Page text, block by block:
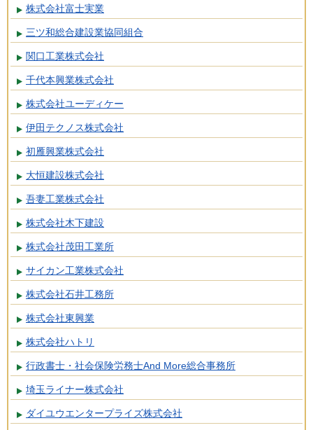
株式会社富士実業
三ツ和総合建設業協同組合
関口工業株式会社
千代本興業株式会社
株式会社ユーディケー
伊田テクノス株式会社
初雁興業株式会社
大恒建設株式会社
吾妻工業株式会社
株式会社木下建設
株式会社茂田工業所
サイカン工業株式会社
株式会社石井工務所
株式会社東興業
株式会社ハトリ
行政書士・社会保険労務士And More総合事務所
埼玉ライナー株式会社
ダイユウエンタープライズ株式会社